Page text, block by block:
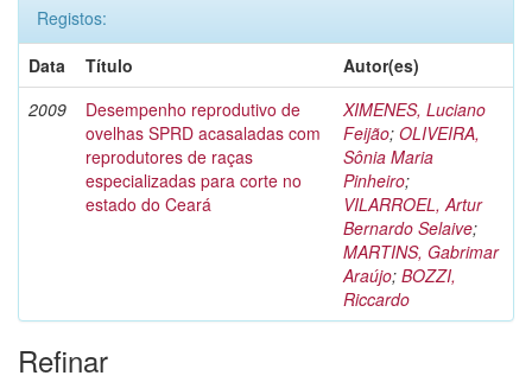
Registos:
Data
Título
Autor(es)
2009
Desempenho reprodutivo de
ovelhas SPRD acasaladas com
reprodutores de raças
especializadas para corte no
estado do Ceará
XIMENES, Luciano
Feijão; OLIVEIRA,
Sônia Maria
Pinheiro;
VILARROEL, Artur
Bernardo Selaive;
MARTINS, Gabrimar
Araújo; BOZZI,
Riccardo
Refinar